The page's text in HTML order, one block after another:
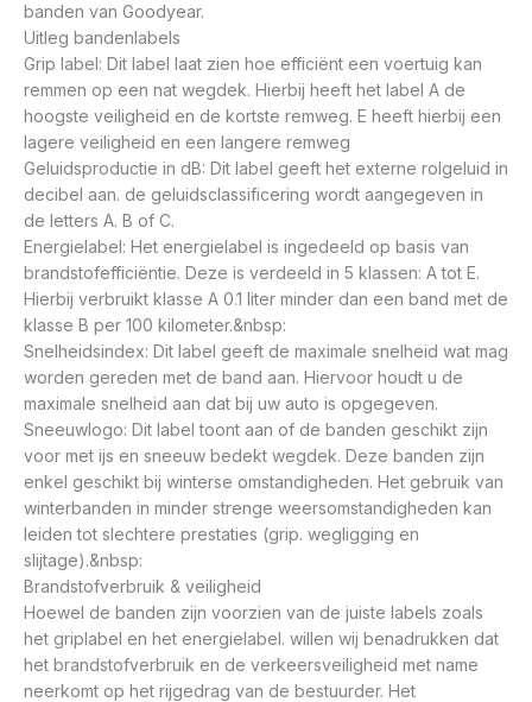
banden van Goodyear.
Uitleg bandenlabels
Grip label: Dit label laat zien hoe efficiënt een voertuig kan
remmen op een nat wegdek. Hierbij heeft het label A de
hoogste veiligheid en de kortste remweg. E heeft hierbij een
lagere veiligheid en een langere remweg
Geluidsproductie in dB: Dit label geeft het externe rolgeluid in
decibel aan. de geluidsclassificering wordt aangegeven in
de letters A. B of C.
Energielabel: Het energielabel is ingedeeld op basis van
brandstofefficiëntie. Deze is verdeeld in 5 klassen: A tot E.
Hierbij verbruikt klasse A 0.1 liter minder dan een band met de
klasse B per 100 kilometer.&nbsp:
Snelheidsindex: Dit label geeft de maximale snelheid wat mag
worden gereden met de band aan. Hiervoor houdt u de
maximale snelheid aan dat bij uw auto is opgegeven.
Sneeuwlogo: Dit label toont aan of de banden geschikt zijn
voor met ijs en sneeuw bedekt wegdek. Deze banden zijn
enkel geschikt bij winterse omstandigheden. Het gebruik van
winterbanden in minder strenge weersomstandigheden kan
leiden tot slechtere prestaties (grip. wegligging en
slijtage).&nbsp:
Brandstofverbruik & veiligheid
Hoewel de banden zijn voorzien van de juiste labels zoals
het griplabel en het energielabel. willen wij benadrukken dat
het brandstofverbruik en de verkeersveiligheid met name
neerkomt op het rijgedrag van de bestuurder. Het